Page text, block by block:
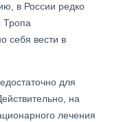
в России редко
Тропа
себя вести в
для
на
лечения